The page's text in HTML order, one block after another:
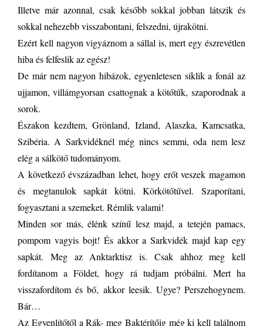
Illetve már azonnal, csak később sokkal jobban látszik és
sokkal nehezebb visszabontani, felszedni, újrakötni.
Ezért kell nagyon vigyáznom a sállal is, mert egy észrevétlen
hiba és felfeslik az egész!
De már nem nagyon hibázok, egyenletesen siklik a fonál az
ujjamon, villámgyorsan csattognak a kötőtűk, szaporodnak a
sorok.
Északon kezdtem, Grönland, Izland, Alaszka, Kamcsatka,
Szibéria. A Sarkvidéknél még nincs semmi, oda nem lesz
elég a sálkötő tudományom.
A következő évszázadban lehet, hogy erőt veszek magamon
és megtanulok sapkát kötni. Körkötőtűvel. Szaporítani,
fogyasztani a szemeket. Rémlik valami!
Minden sor más, élénk színű lesz majd, a tetején pamacs,
pompom vagyis bojt! És akkor a Sarkvidék majd kap egy
sapkát. Meg az Anktarktisz is. Csak ahhoz meg kell
fordítanom a Földet, hogy rá tudjam próbálni. Mert ha
visszafordítom és bő, akkor leesik. Ugye? Perszehogynem.
Bár…
Az Egyenlítőtől a Rák- meg Baktérítőig még ki kell találnom